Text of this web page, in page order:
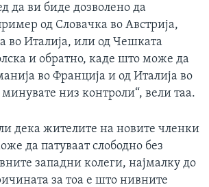
да ви биде дозволено да
од Словачка во Австрија,
во Италија, или од Чешката
и обратно, каде што може да
во Франција и од Италија во
минувате низ контроли“, вели таа.
дека жителите на новите членки
да патуваат слободно без
западни колеги, најмалку до
за тоа е што нивните